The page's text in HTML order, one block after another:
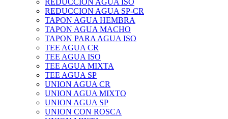
REDUCCION AGUA ISO
REDUCCION AGUA SP-CR
TAPON AGUA HEMBRA
TAPON AGUA MACHO
TAPON PARA AGUA ISO
TEE AGUA CR
TEE AGUA ISO
TEE AGUA MIXTA
TEE AGUA SP
UNION AGUA CR
UNION AGUA MIXTO
UNION AGUA SP
UNION CON ROSCA